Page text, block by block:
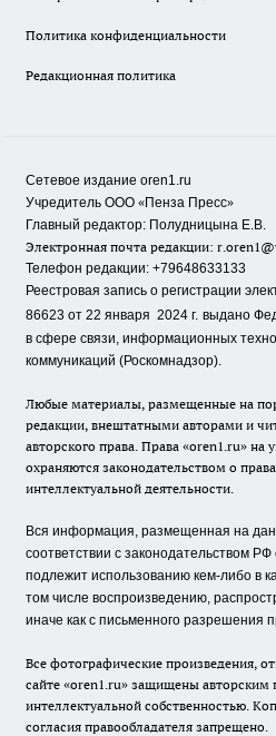
Политика конфиденциальности
Редакционная политика
Сетевое издание oren1.ru
Учредитель ООО «Пенза Пресс»
Главный редактор: Полудницына Е.В.
Электронная почта редакции:
Телефон редакции: +79648633133
Реестровая запись о регистрации
86623 от 22 января 2024 г. выдано
в сфере связи, информационных
коммуникаций (Роскомнадзор).
Любые материалы, размещенные на
редакции, внештатными авторами и
авторского права. Права «oren1.ru» на
охраняются законодательством о
интеллектуальной деятельности.
Вся информация, размещенная на
соответствии с законодательством
подлежит использованию кем-либо в
том числе воспроизведению,
иначе как с письменного разрешения
Все фотографические произведения,
сайте «oren1.ru» защищены авторским
интеллектуальной собственностью.
согласия правообладателя запрещено.